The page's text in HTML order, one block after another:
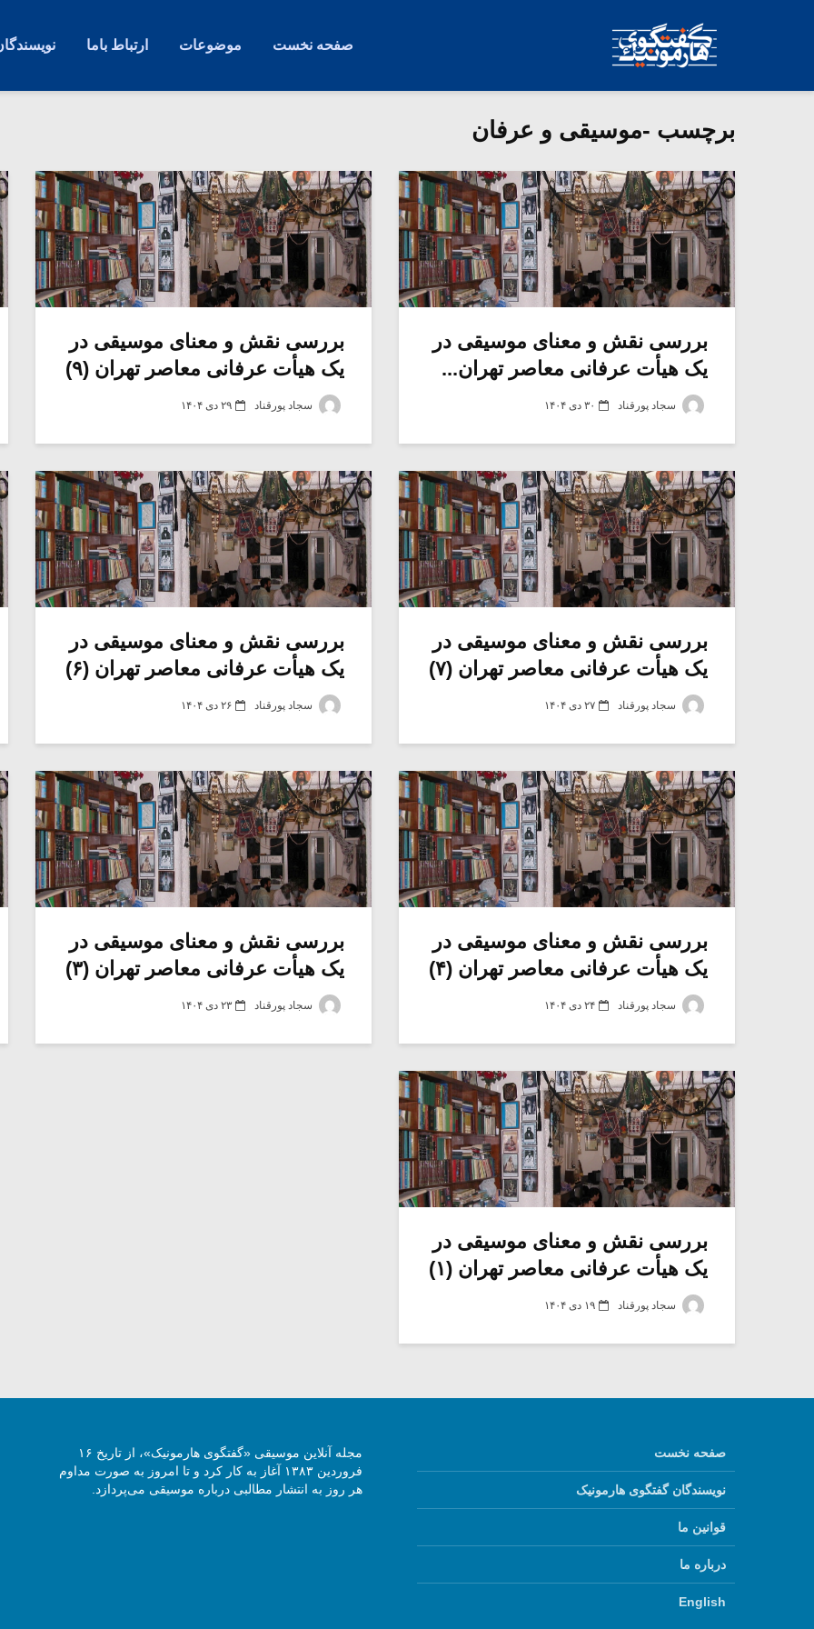
صفحه نخست موضوعات ارتباط باما
برچسب -موسیقی و عرفان
بررسی نقش و معنای موسیقی در
یک هیأت عرفانی معاصر تهران...
سجاد پورقناد ۳۰ دی ۱۴۰۴
بررسی نقش و معنای موسیقی در
یک هیأت عرفانی معاصر تهران (۹)
سجاد پورقناد ۲۹ دی ۱۴۰۴
بررسی نقش و معنای موسیقی در
یک هیأت عرفانی معاصر تهران (۷)
سجاد پورقناد ۲۷ دی ۱۴۰۴
بررسی نقش و معنای موسیقی در
یک هیأت عرفانی معاصر تهران (۶)
سجاد پورقناد ۲۶ دی ۱۴۰۴
بررسی نقش و معنای موسیقی در
یک هیأت عرفانی معاصر تهران (۴)
سجاد پورقناد ۲۴ دی ۱۴۰۴
بررسی نقش و معنای موسیقی در
یک هیأت عرفانی معاصر تهران (۳)
سجاد پورقناد ۲۳ دی ۱۴۰۴
بررسی نقش و معنای موسیقی در
یک هیأت عرفانی معاصر تهران (۱)
سجاد پورقناد ۱۹ دی ۱۴۰۴
صفحه نخست
نویسندگان گفتگوی هارمونیک
قوانین ما
درباره ما
English
مجله آنلاین موسیقی «گفتگوی هارمونیک»، از تاریخ ۱۶
فروردین ۱۳۸۳ آغاز به کار کرد و تا امروز به صورت مداوم
هر روز به انتشار مطالبی درباره موسیقی می‌پردازد.